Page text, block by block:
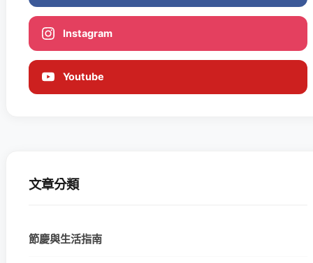
Instagram
Youtube
文章分類
節慶與生活指南